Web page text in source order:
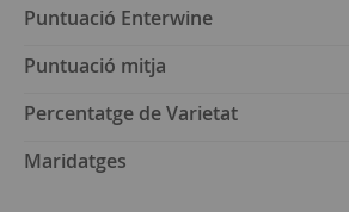
Puntuació Enterwine
Puntuació mitja
Percentatge de Varietat
Maridatges